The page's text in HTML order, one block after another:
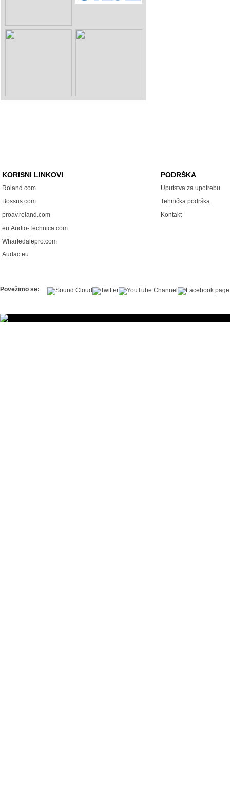
KORISNI LINKOVI
Roland.com
Bossus.com
proav.roland.com
eu.Audio-Technica.com
Wharfedalepro.com
Audac.eu
PODRŠKA
Uputstva za upotrebu
Tehnička podrška
Kontakt
Povežimo se: